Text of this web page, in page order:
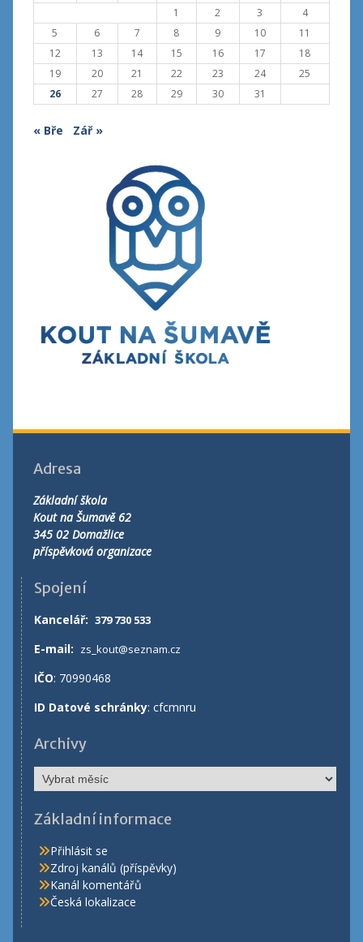
1
2 3
4
5
6 7 8 9 10
11
12
13 14 15 16 17
18
19
20 21 22 23 24
25
26
27 28 29 30 31
« Bře Zář »
Adresa
Základní škola
Kout na Šumavě 62
345 02 Domažlice
příspěvková organizace
Spojení
Kancelář: 379 730 533
E-mail: zs_kout@seznam.cz
IČO: 70990468
ID Datové schránky: cfcmnru
Archivy
Archivy
Základní informace
Přihlásit se
Zdroj kanálů (příspěvky)
Kanál komentářů
Česká lokalizace